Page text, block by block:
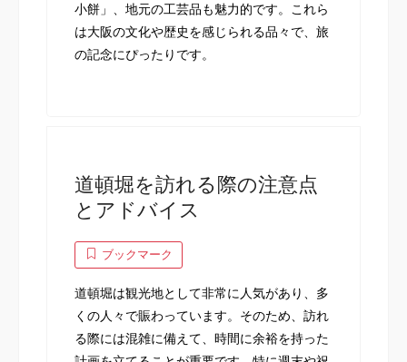
小餅」、地元の工芸品も魅力的です。これら
は大阪の文化や歴史を感じられる品々で、旅
の記念にぴったりです。
道頓堀を訪れる際の注意点
とアドバイス
ブックマーク
道頓堀は観光地として非常に人気があり、多
くの人々で賑わっています。そのため、訪れ
る際には混雑に備えて、時間に余裕を持った